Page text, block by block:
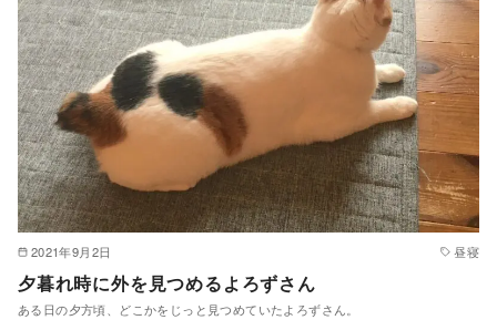
2021年9月2日 昼寝
夕暮れ時に外を見つめるよろずさん
ある日の夕方頃、どこかをじっと見つめていたよろずさん。